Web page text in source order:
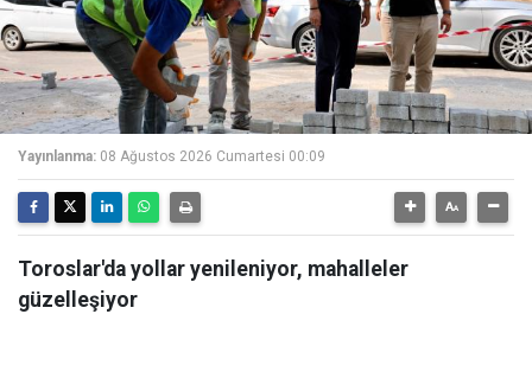
Yayınlanma: 08 Ağustos 2026 Cumartesi 00:09
Toroslar'da yollar yenileniyor, mahalleler
güzelleşiyor